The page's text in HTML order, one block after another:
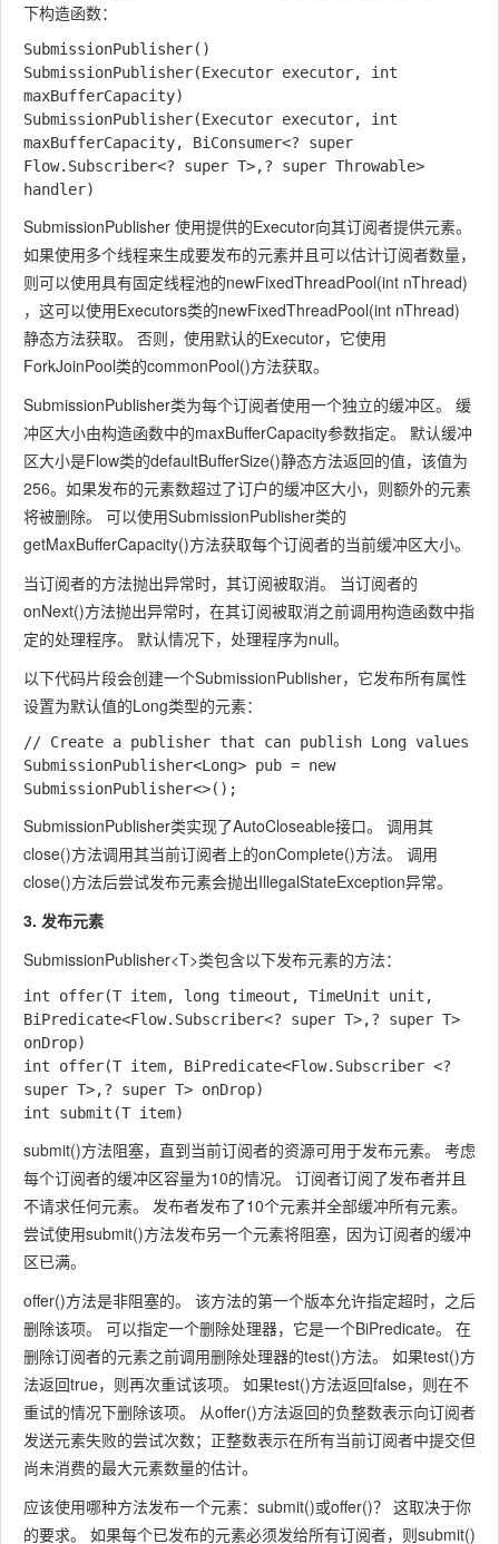
下构造函数：
SubmissionPublisher()
SubmissionPublisher(Executor executor, int
maxBufferCapacity)
SubmissionPublisher(Executor executor, int
maxBufferCapacity, BiConsumer<? super
Flow.Subscriber<? super T>,? super Throwable>
SubmissionPublisher 使用提供的Executor向其订阅者提供元素。
如果使用多个线程来生成要发布的元素并且可以估计订阅者数量，
则可以使用具有固定线程池的newFixedThreadPool(int nThread)
，这可以使用Executors类的newFixedThreadPool(int nThread)
静态方法获取。 否则，使用默认的Executor，它使用
ForkJoinPool类的commonPool()方法获取。
SubmissionPublisher类为每个订阅者使用一个独立的缓冲区。 缓
冲区大小由构造函数中的maxBufferCapacity参数指定。 默认缓冲
区大小是Flow类的defaultBufferSize()静态方法返回的值，该值为
256。如果发布的元素数超过了订户的缓冲区大小，则额外的元素
将被删除。 可以使用SubmissionPublisher类的
getMaxBufferCapacity()方法获取每个订阅者的当前缓冲区大小。
当订阅者的方法抛出异常时，其订阅被取消。 当订阅者的
onNext()方法抛出异常时，在其订阅被取消之前调用构造函数中指
定的处理程序。 默认情况下，处理程序为null。
以下代码片段会创建一个SubmissionPublisher，它发布所有属性
设置为默认值的Long类型的元素：
// Create a publisher that can publish Long values
SubmissionPublisher<Long> pub = new
SubmissionPublisher类实现了AutoCloseable接口。 调用其
close()方法调用其当前订阅者上的onComplete()方法。 调用
close()方法后尝试发布元素会抛出IllegalStateException异常。
3. 发布元素
SubmissionPublisher<T>类包含以下发布元素的方法：
int offer(T item, long timeout, TimeUnit unit,
BiPredicate<Flow.Subscriber<? super T>,? super T>
onDrop)
int offer(T item, BiPredicate<Flow.Subscriber <?
super T>,? super T> onDrop)
submit()方法阻塞，直到当前订阅者的资源可用于发布元素。 考虑
每个订阅者的缓冲区容量为10的情况。 订阅者订阅了发布者并且
不请求任何元素。 发布者发布了10个元素并全部缓冲所有元素。
尝试使用submit()方法发布另一个元素将阻塞，因为订阅者的缓冲
区已满。
offer()方法是非阻塞的。 该方法的第一个版本允许指定超时，之后
删除该项。 可以指定一个删除处理器，它是一个BiPredicate。 在
删除订阅者的元素之前调用删除处理器的test()方法。 如果test()方
法返回true，则再次重试该项。 如果test()方法返回false，则在不
重试的情况下删除该项。 从offer()方法返回的负整数表示向订阅者
发送元素失败的尝试次数；正整数表示在所有当前订阅者中提交但
尚未消费的最大元素数量的估计。
应该使用哪种方法发布一个元素： submit()或offer()？ 这取决于你
的要求。 如果每个已发布的元素必须发给所有订阅者，则submit()